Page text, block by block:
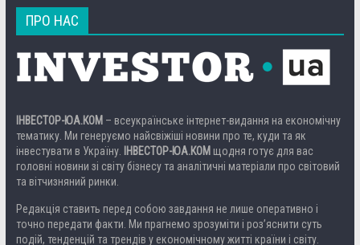
ПРО НАС
ІНВЕСТОР-ЮА.КОМ – всеукраїнське інтернет-видання на економічну
тематику. Ми генеруємо найсвіжіші новини про те, куди та як
інвестувати в Україну.
ІНВЕСТОР-ЮА.КОМ щодня готує для вас
головні новини зі світу бізнесу та аналітичні матеріали про світовий
та вітчизняний ринки.
Редакція ставить перед собою завдання не лише оперативно і
точно передати факти. Ми прагнемо зрозуміти і роз’яснити суть
подій, тенденцій та трендів у економічному житті країни і світу.